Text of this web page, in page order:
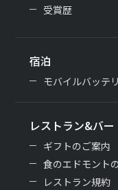
受賞歴
宿泊
モバイルバッテ
レストラン&バー
ギフトのご案内
食のエドモント
レストラン規約